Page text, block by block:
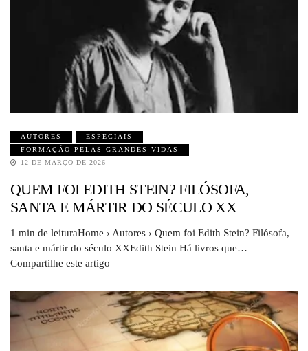
AUTORES
ESPECIAIS
FORMAÇÃO PELAS GRANDES VIDAS
12 DE MARÇO DE 2026
QUEM FOI EDITH STEIN? FILÓSOFA,
SANTA E MÁRTIR DO SÉCULO XX
1 min de leituraHome › Autores › Quem foi Edith Stein? Filósofa,
santa e mártir do século XXEdith Stein Há livros que…
Compartilhe este artigo